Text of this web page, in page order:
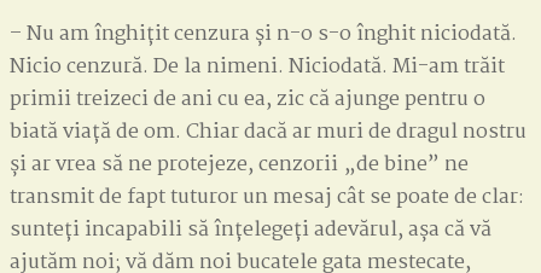
– Nu am înghițit cenzura și n-o s-o înghit niciodată.
Nicio cenzură. De la nimeni. Niciodată. Mi-am trăit
primii treizeci de ani cu ea, zic că ajunge pentru o
biată viață de om. Chiar dacă ar muri de dragul nostru
și ar vrea să ne protejeze, cenzorii „de bine” ne
transmit de fapt tuturor un mesaj cât se poate de clar:
sunteți incapabili să înțelegeți adevărul, așa că vă
ajutăm noi; vă dăm noi bucatele gata mestecate,